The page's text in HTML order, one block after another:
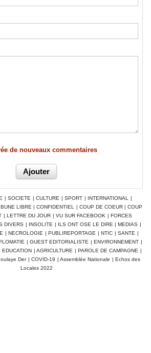
de nouveaux commentaires
| SOCIETE | CULTURE | SPORT | INTERNATIONAL
|
LIBRE | CONFIDENTIEL | COUP DE COEUR | COUP
| LETTRE DU JOUR | VU SUR FACEBOOK | FORCES
DIVERS | INSOLITE | ILS ONT OSE LE DIRE | MEDIAS |
| NECROLOGIE | PUBLIREPORTAGE | NTIC | SANTE |
| GUEST EDITORIALISTE | ENVIRONNEMENT |
EDUCATION | AGRICULTURE | PAROLE DE CAMPAGNE |
Der | COVID-19 | Assemblée Nationale | Echos des
Locales 2022